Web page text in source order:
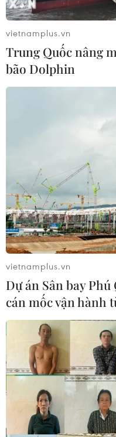
TIN CÙNG
Đà Nẵng: Hỗ trợ 700
đồng bào nghèo xã
08/08/2026 09:58
Vùng 3 Hải quân cứu
vietnamplus.vn
Trung Quốc nâng
bão Dolphin
vietnamplus.vn
Dự án Sân bay
cán mốc vận hành